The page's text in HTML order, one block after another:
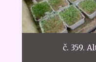
č. 359.